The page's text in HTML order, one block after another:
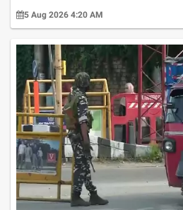
5 Aug 2026 4:20 AM